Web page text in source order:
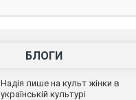
БЛОГИ
Надія лише на культ жінки в
українській культурі